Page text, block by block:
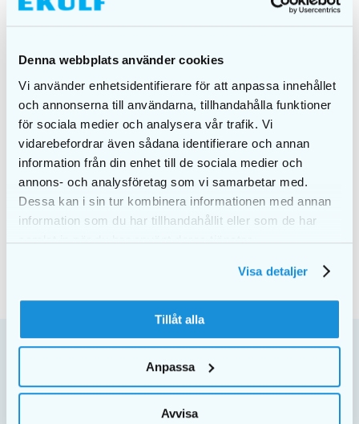
Denna webbplats använder cookies
Vi använder enhetsidentifierare för att anpassa innehållet
och annonserna till användarna, tillhandahålla funktioner
för sociala medier och analysera vår trafik. Vi
vidarebefordrar även sådana identifierare och annan
information från din enhet till de sociala medier och
annons- och analysföretag som vi samarbetar med.
Dessa kan i sin tur kombinera informationen med annan
information som du har tillhandahållit eller som de har
samlat in när du har använt deras tjänster.
Visa detaljer
Tillåt alla
Anpassa
Avvisa
Effektiv rengöring
mellan tänderna
PowerFlosser rengör effektivt mellan tänderna med en
kraftfull vattenstråle som tar bort plack och matrester för
en ren känsla. [...]
Uncategorized
LÄS MER
Postadress: EKULF AB | Box 11101 600 11 Norrköping,